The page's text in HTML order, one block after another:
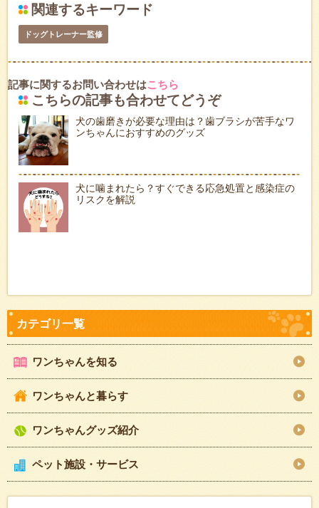
関連するキーワード
ドッグトレーナー監修
記事に関するお問い合わせはこちら
こちらの記事も合わせてどうぞ
犬の歯磨きが必要な理由は？歯ブラシが苦手なワ
ンちゃんにおすすめのグッズ
犬に噛まれたら？すぐできる応急処置と感染症の
リスクを解説
ワンちゃんを知る
ワンちゃんと暮らす
ワンちゃんグッズ紹介
ペット施設・サービス